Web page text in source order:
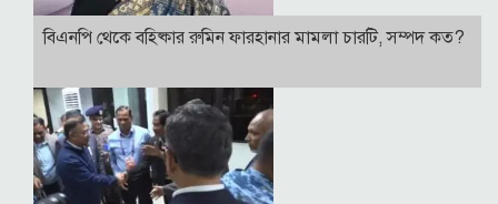
বিএনপি থেকে বহিষ্কার রুমিন ফারহানার মামলা চারটি, সম্পদ কত?